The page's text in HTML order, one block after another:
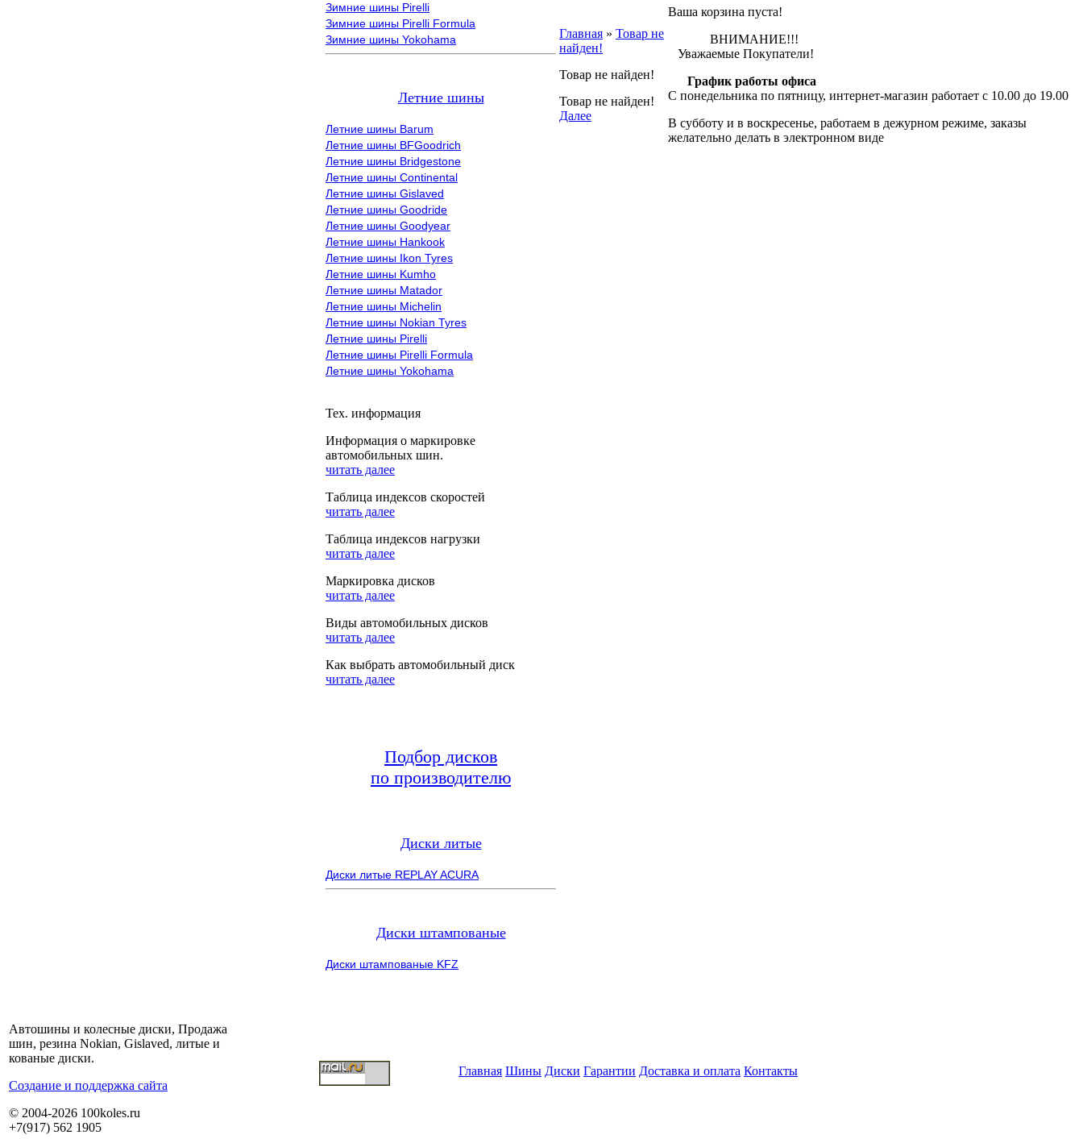
Зимние шины Pirelli
Зимние шины Pirelli Formula
Зимние шины Yokohama
Летние шины
Летние шины Barum
Летние шины BFGoodrich
Летние шины Bridgestone
Летние шины Continental
Летние шины Gislaved
Летние шины Goodride
Летние шины Goodyear
Летние шины Hankook
Летние шины Ikon Tyres
Летние шины Kumho
Летние шины Matador
Летние шины Michelin
Летние шины Nokian Tyres
Летние шины Pirelli
Летние шины Pirelli Formula
Летние шины Yokohama
Тех. информация
Информация о маркировке
автомобильных шин.
читать далее
Таблица индексов скоростей
читать далее
Таблица индексов нагрузки
читать далее
Маркировка дисков
читать далее
Виды автомобильных дисков
читать далее
Как выбрать автомобильный диск
читать далее
Подбор дисков
по производителю
Диски литые
Диски литые REPLAY ACURA
Диски штампованые
Диски штампованые KFZ
Главная » Товар не
найден!
Товар не найден!
Товар не найден!
Далее
Ваша корзина пуста!
ВНИМАНИЕ!!!
Уважаемые Покупатели!
График работы офиса
С понедельника по пятницу, интернет-магазин работает с 10.00 до 19.00
В субботу и в воскресенье, работаем в дежурном режиме, заказы
желательно делать в электронном виде
Автошины и колесные диски, Продажа
шин, резина Nokian, Gislaved, литые и
кованые диски.
Cоздание и поддержка сайта
© 2004-2026 100koles.ru
+7(917) 562 1905
Главная Шины Диски Гарантии Доставка и оплата Контакты